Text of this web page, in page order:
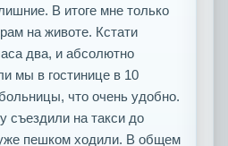
В итоге мне только
на животе. Кстати
два, и абсолютно
мы в гостинице в 10
что очень удобно.
съездили на такси до
пешком ходили. В общем